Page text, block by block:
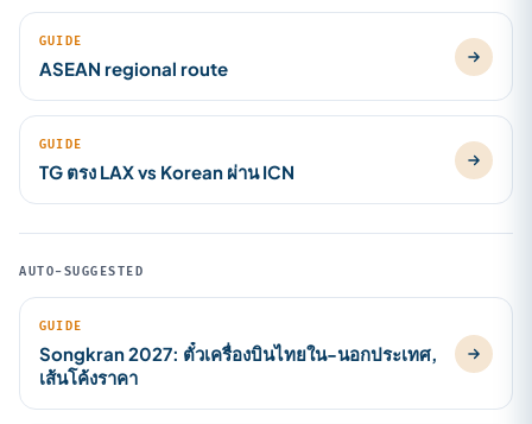
GUIDE
ASEAN regional route
GUIDE
TG ตรง LAX vs Korean ผ่าน ICN
AUTO-SUGGESTED
GUIDE
Songkran 2027: ตั๋วเครื่องบินไทยใน-นอกประเทศ,
เส้นโค้งราคา